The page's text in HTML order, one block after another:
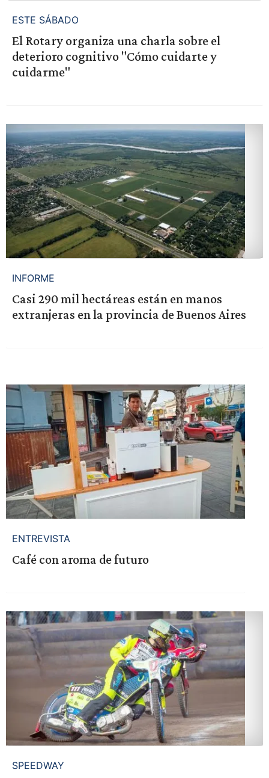
ESTE SÁBADO
El Rotary organiza una charla sobre el
deterioro cognitivo "Cómo cuidarte y
cuidarme"
INFORME
Casi 290 mil hectáreas están en manos
extranjeras en la provincia de Buenos Aires
ENTREVISTA
Café con aroma de futuro
SPEEDWAY